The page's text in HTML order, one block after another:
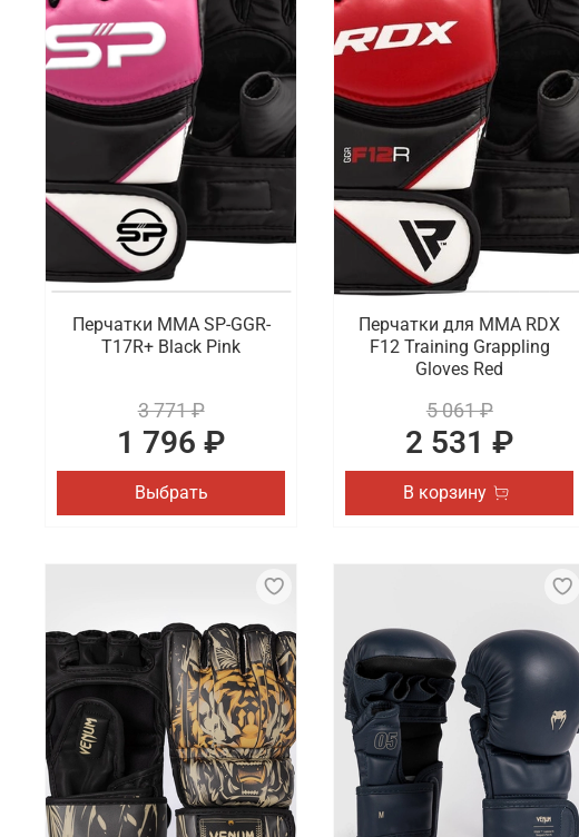
меньший объем и вес, чем классические боксерские
Что мы предлагаем на выбор
Перчатки для ММА – неотъемлемый элемент экипировки
соревнования. Мы хотим предложить на выбор модели для
Где заказать перчатки для ММА от
В интернет-магазине Octagon Shop можно по хорошей цене
для разных видов единоборств. Осуществляется быстрая и
Перчатки MMA SP-GGR-
T17R+ Black Pink
3 771 ₽
1 796 ₽
Выбрать
Перчатки для MMA RDX
F12 Training Grappling
Gloves Red
5 061 ₽
2 531 ₽
В корзину